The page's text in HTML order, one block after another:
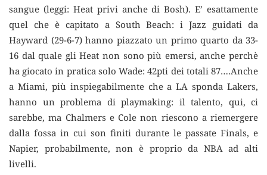
sangue (leggi: Heat privi anche di Bosh). E’ esattamente
quel che è capitato a South Beach: i Jazz guidati da
Hayward (29-6-7) hanno piazzato un primo quarto da 33-
16 dal quale gli Heat non sono più emersi, anche perchè
ha giocato in pratica solo Wade: 42pti dei totali 87….Anche
a Miami, più inspiegabilmente che a LA sponda Lakers,
hanno un problema di playmaking: il talento, qui, ci
sarebbe, ma Chalmers e Cole non riescono a riemergere
dalla fossa in cui son finiti durante le passate Finals, e
Napier, probabilmente, non è proprio da NBA ad alti
livelli.